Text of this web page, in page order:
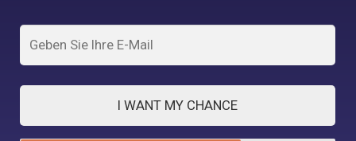
4. MÄRZ 2025
FEBRUAR 25, 2025
I WANT MY CHANCE